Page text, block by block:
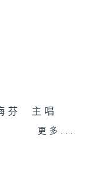
芬 主唱
更多...